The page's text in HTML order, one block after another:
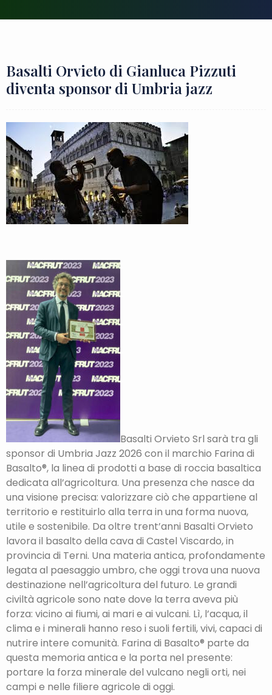
Basalti Orvieto di Gianluca Pizzuti
diventa sponsor di Umbria jazz
Basalti Orvieto Srl sarà tra gli
sponsor di Umbria Jazz 2026 con il marchio Farina di
Basalto®, la linea di prodotti a base di roccia basaltica
dedicata all’agricoltura. Una presenza che nasce da
una visione precisa: valorizzare ciò che appartiene al
territorio e restituirlo alla terra in una forma nuova,
utile e sostenibile. Da oltre trent’anni Basalti Orvieto
lavora il basalto della cava di Castel Viscardo, in
provincia di Terni. Una materia antica, profondamente
legata al paesaggio umbro, che oggi trova una nuova
destinazione nell’agricoltura del futuro. Le grandi
civiltà agricole sono nate dove la terra aveva più
forza: vicino ai fiumi, ai mari e ai vulcani. Lì, l’acqua, il
clima e i minerali hanno reso i suoli fertili, vivi, capaci di
nutrire intere comunità. Farina di Basalto® parte da
questa memoria antica e la porta nel presente:
portare la forza minerale del vulcano negli orti, nei
campi e nelle filiere agricole di oggi.